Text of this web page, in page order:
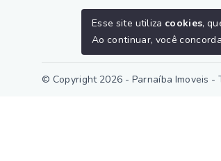
© Copyright 2026 - Parnaíba Imoveis -
Esse site utiliza cookies,
Ao continuar, você